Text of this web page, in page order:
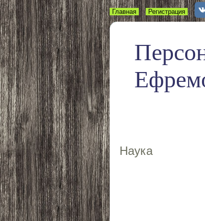
Главная Регистрация
Наука